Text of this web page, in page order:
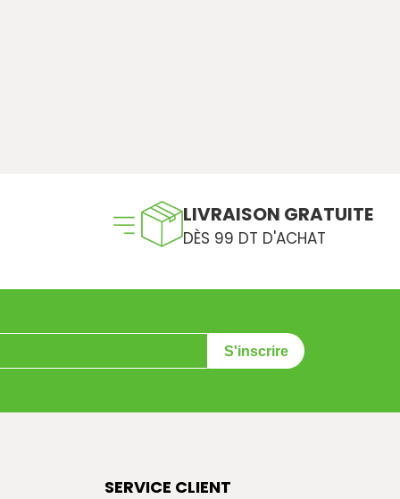
LIVRAISON GRATUITE
DÈS 99 DT D'ACHAT
S'inscrire
SERVICE CLIENT